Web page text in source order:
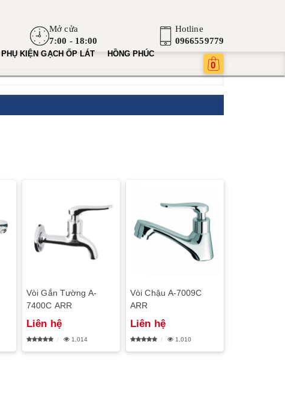
Mở cửa
7:00 - 18:00
Hotline
0966559779
PHỤ KIỆN GẠCH ỐP LÁT HỒNG PHÚC
0
Vòi Gắn Tường A-
7400C ARR
Liên hệ
1,014
Vòi Chậu A-7009C
ARR
Liên hệ
1,010